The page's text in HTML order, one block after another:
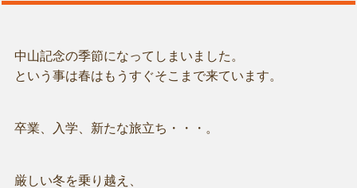
中山記念の季節になってしまいました。
という事は春はもうすぐそこまで来ています。
卒業、入学、新たな旅立ち・・・。
厳しい冬を乗り越え、